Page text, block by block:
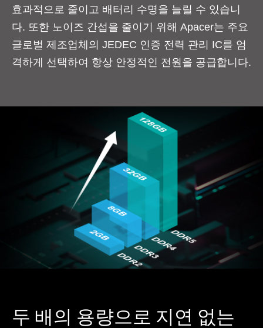
효과적으로 줄이고 배터리 수명을 늘릴 수 있습니
다. 또한 노이즈 간섭을 줄이기 위해 Apacer는 주요
글로벌 제조업체의 JEDEC 인증 전력 관리 IC를 엄
격하게 선택하여 항상 안정적인 전원을 공급합니다.
두 배의 용량으로 지연 없는